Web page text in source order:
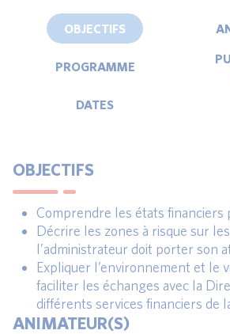
OBJECTIFS
PROGRAMME
DATES
OBJECTIFS
Comprendre les états financiers
Décrire les zones à risque sur
l’administrateur doit porter son
Expliquer l’environnement et le
faciliter les échanges avec la
différents services financiers de
ANIMATEUR(S)